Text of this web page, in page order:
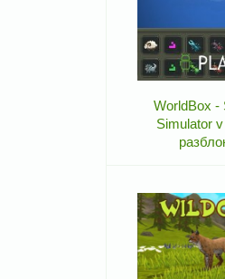
WorldBox -
Simulator